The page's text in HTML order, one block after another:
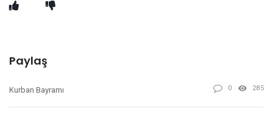
Paylaş
Kurban Bayramı 0 285